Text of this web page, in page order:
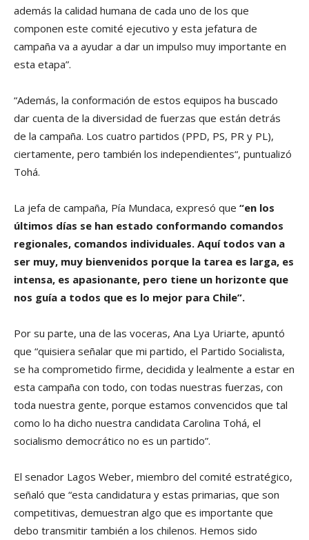
además la calidad humana de cada uno de los que
componen este comité ejecutivo y esta jefatura de
campaña va a ayudar a dar un impulso muy importante en
esta etapa”.
“Además, la conformación de estos equipos ha buscado
dar cuenta de la diversidad de fuerzas que están detrás
de la campaña. Los cuatro partidos (PPD, PS, PR y PL),
ciertamente, pero también los independientes“, puntualizó
Tohá.
La jefa de campaña, Pía Mundaca, expresó que “en los
últimos días se han estado conformando comandos
regionales, comandos individuales. Aquí todos van a
ser muy, muy bienvenidos porque la tarea es larga, es
intensa, es apasionante, pero tiene un horizonte que
nos guía a todos que es lo mejor para Chile”.
Por su parte, una de las voceras, Ana Lya Uriarte, apuntó
que “quisiera señalar que mi partido, el Partido Socialista,
se ha comprometido firme, decidida y lealmente a estar en
esta campaña con todo, con todas nuestras fuerzas, con
toda nuestra gente, porque estamos convencidos que tal
como lo ha dicho nuestra candidata Carolina Tohá, el
socialismo democrático no es un partido”.
El senador Lagos Weber, miembro del comité estratégico,
señaló que “esta candidatura y estas primarias, que son
competitivas, demuestran algo que es importante que
debo transmitir también a los chilenos. Hemos sido